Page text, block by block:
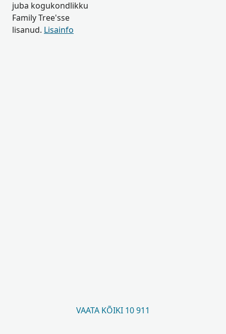
juba kogukondlikku
Family Tree'sse
lisanud. Lisainfo
VAATA KÕIKI 10 911